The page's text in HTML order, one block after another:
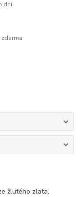
dni
žlutého zlata.